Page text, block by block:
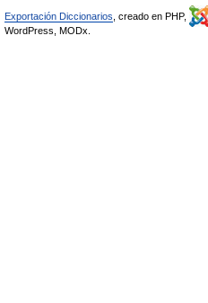
Exportación Diccionarios , creado en PHP,
WordPress, MODx.